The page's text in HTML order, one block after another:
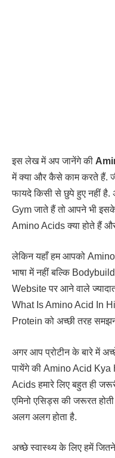
इस लेख में अप जानेंगे की
में क्या और कैसे काम करते हैं.
फायदे किसी से छुपे हुए नहीं है.
Gym जाते हैं तो आपने भी इसके
Amino Acids क्या होते हैं
लेकिन यहाँ हम आपको Amino
भाषा में नहीं बल्कि
Website पर आने वाले
What Is Amino Acid In
Protein को अच्छी तरह
अगर आप प्रोटीन के बारे में
पायेंगे की Amino Acid Kya
Acids हमारे लिए बहुत ही
एमिनो एसिड्स की जरूरत
अलग अलग होता है.
अच्छे स्वास्थ्य के लिए हमें